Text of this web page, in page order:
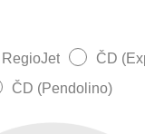
RegioJet
ČD
ČD (Pendolino)